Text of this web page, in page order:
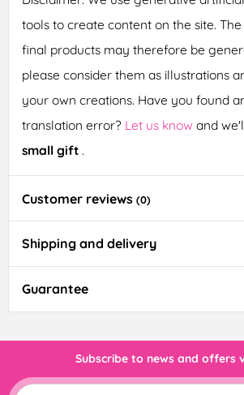
tools to create content on the site.
final products may therefore be
please consider them as illustrations
your own creations. Have you found
translation error? Let us know and
small gift .
Customer reviews (0)
Shipping and delivery
Guarantee
Subscribe to news and offers